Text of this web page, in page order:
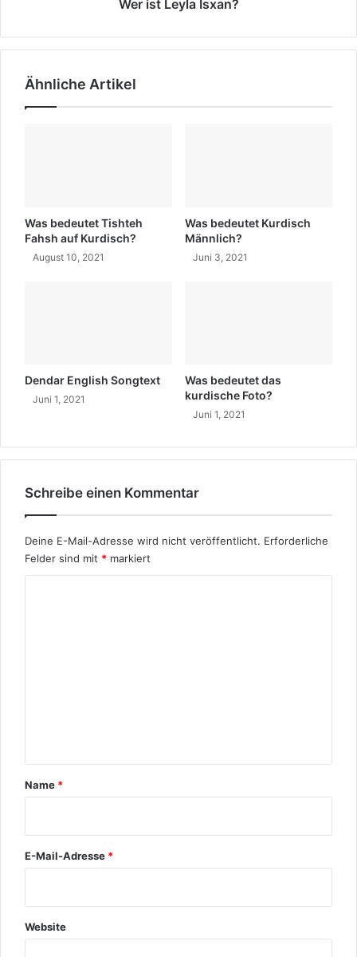
d
i
c
I
s
a
n
Wer ist Leyla Isxan?
Ähnliche Artikel
Was bedeutet Tishteh
Fahsh auf Kurdisch?
August 10, 2021
Was bedeutet Kurdisch
Männlich?
Juni 3, 2021
Dendar English Songtext
Juni 1, 2021
Was bedeutet das
kurdische Foto?
Juni 1, 2021
Schreibe einen Kommentar
Deine E-Mail-Adresse wird nicht veröffentlicht. Erforderliche
Felder sind mit * markiert
rName *
E-Mail-Adresse *
Website